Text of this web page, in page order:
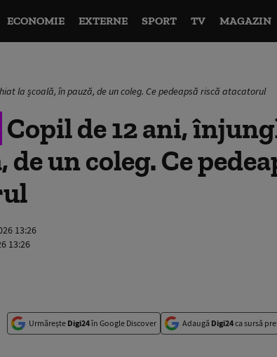
ECONOMIE EXTERNE SPORT TV MAGAZIN
la școală, în pauză, de un coleg. Ce pedeapsă riscă atacatorul
Copil de 12 ani,
de un coleg. Ce
13:26
13:26
Urmărește Digi24în Google Discover Adaugă Digi24ca sursă